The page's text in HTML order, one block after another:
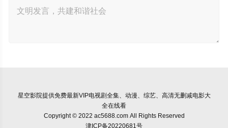
星空影院提供免费最新VIP电视剧全集、动漫、综艺、高清无删减电影大
全在线看
Copyright © 2022 ac5688.com All Rights Reserved
津ICP备20220681号